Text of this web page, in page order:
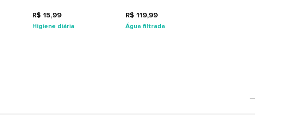
R$ 15,99
Higiene diária
R$ 119,99
Água filtrada